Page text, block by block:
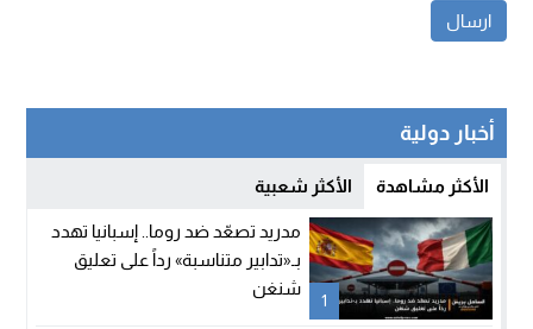
أخبار دولية
الأكثر مشاهدة الأكثر شعبية
1
مدريد تصعّد ضد روما.. إسبانيا تهدد
بـ«تدابير متناسبة» رداً على تعليق
شنغن